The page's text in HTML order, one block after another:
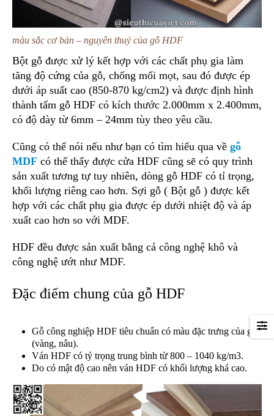
màu sắc cơ bản – nguyên thuỷ của gỗ HDF
Bột gỗ được xử lý kết hợp với các chất phụ gia làm
tăng độ cứng của gỗ, chống mối mọt, sau đó được ép
dưới áp suất cao (850-870 kg/cm2) và được định hình
thành tấm gỗ HDF có kích thước 2.000mm x 2.400mm,
có độ dày từ 6mm – 24mm tùy theo yêu cầu.
Cũng có thể nói nếu như bạn có tìm hiểu qua về gỗ
MDF có thể thấy được cửa HDF cũng sẽ có quy trình
sản xuất tương tự tuy nhiên, dòng gỗ HDF có tỉ trọng,
khối lượng riêng cao hơn. Sợi gỗ ( Bột gỗ ) được kết
hợp với các chất phụ gia được ép dưới nhiệt độ và áp
xuất cao hơn so với MDF.
HDF đều được sản xuất bằng cả công nghệ khô và
công nghệ ướt như MDF.
Đặc điểm chung của gỗ HDF
Gỗ công nghiệp HDF tiêu chuẩn có màu đặc trưng của gỗ
(vàng, nâu).
Ván HDF có tỷ trọng trung bình từ 800 – 1040 kg/m3.
Do có mật độ cao nên ván HDF có khối lượng khá cao.